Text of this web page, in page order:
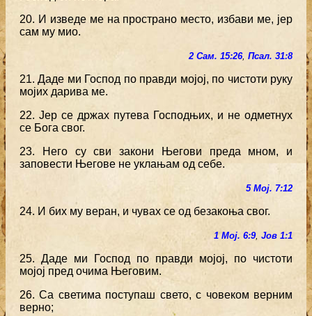
20. И изведе ме на пространо место, избави ме, јер
сам му мио.
2 Сам. 15:26, Псал. 31:8
21. Даде ми Господ по правди мојој, по чистоти руку
мојих дарива ме.
22. Јер се држах путева Господњих, и не одметнух
се Бога свог.
23. Него су сви закони Његови преда мном, и
заповести Његове не уклањам од себе.
5 Мој. 7:12
24. И бих му веран, и чувах се од безакоња свог.
1 Мој. 6:9, Јов 1:1
25. Даде ми Господ по правди мојој, по чистоти
мојој пред очима Његовим.
26. Са светима поступаш свето, с човеком верним
верно;